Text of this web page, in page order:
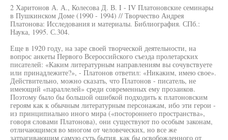
2 Харитонов А. А., Колесова Д. В. I - IV Платоновские семинары
в Пушкинском Доме (1990 - 1994) // Творчество Андрея
Платонова: Исследования и материалы. Библиография. СПб.:
Наука, 1995. С.304.
Еще в 1920 году, на заре своей творческой деятельности, на
вопрос анкеты Первого Всероссийского съезда пролетарских
писателей: «Каким литературным направлениям вы сочувствуете
или принадлежите?», - Платонов ответил: «Никаким, имею свое».
Действительно, можно сказать, что Платонов - писатель, не
имеющий «параллелей» среди современных ему прозаиков.
Поэтому было бы большой ошибкой подходить к платоновским
героям как к обычным литературным персонажам, ибо эти герои -
из принципиально иного мира («постороннего пространства»,
говоря словами Платонова), они существуют по особым законам,
отличающимся во многом от человеческих, но все же
затрагивающим самую суть бытия, как бы освобожденного от